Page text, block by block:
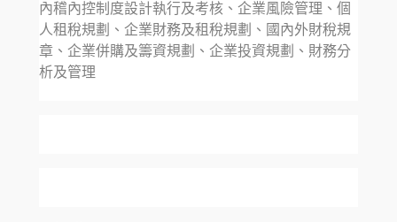
內稽內控制度設計執行及考核、企業風險管理、個
人租稅規劃、企業財務及租稅規劃、國內外財稅規
章、企業併購及籌資規劃、企業投資規劃、財務分
析及管理